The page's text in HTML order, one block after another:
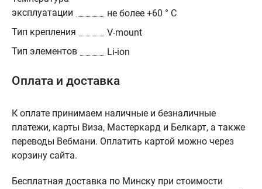
эксплуатации
не более +60 ° C
Тип крепления
V-mount
Тип элементов
Li-ion
Оплата и доставка
К оплате принимаем наличные и безналичные
платежи, карты Виза, Мастеркард и Белкарт, а также
переводы Вебмани. Оплатить картой можно через
корзину сайта.
Бесплатная доставка по Минску при стоимости